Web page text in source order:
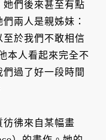
們後來甚至有點
兩人是親姊妹：
至於我們不敢相信
本人看起來完全不
過了好一段時間
彷彿來自某幅畫